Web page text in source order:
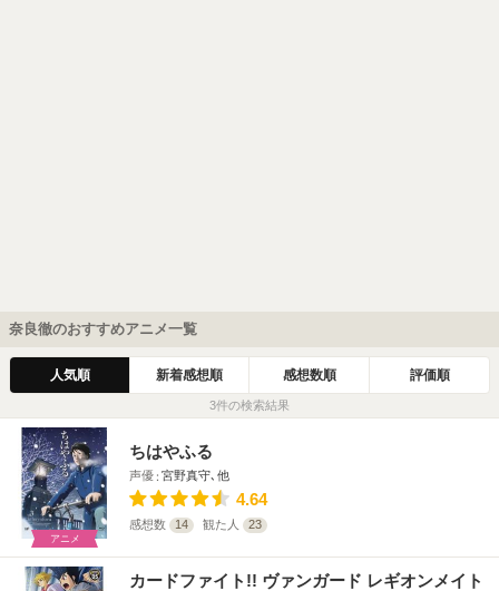
奈良徹のおすすめアニメ一覧
人気順 新着感想順 感想数順 評価順
3件の検索結果
アニメ
ちはやふる
声優 宮野真守､他
4.64
感想数 14 観た人 23
カードファイト!! ヴァンガード レギオンメイト